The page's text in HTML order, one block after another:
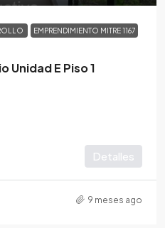
EMPRENDIMIENTO MITRE 1167
Unidad E Piso 1
Detalles
9 meses ago